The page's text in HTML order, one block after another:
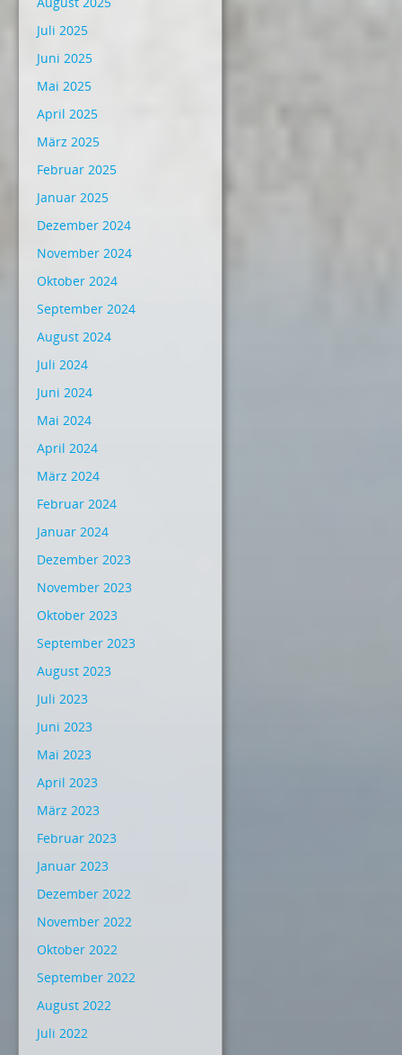
Juli 2025
Juni 2025
Mai 2025
April 2025
März 2025
Februar 2025
Januar 2025
Dezember 2024
November 2024
Oktober 2024
September 2024
August 2024
Juli 2024
Juni 2024
Mai 2024
April 2024
März 2024
Februar 2024
Januar 2024
Dezember 2023
November 2023
Oktober 2023
September 2023
August 2023
Juli 2023
Juni 2023
Mai 2023
April 2023
März 2023
Februar 2023
Januar 2023
Dezember 2022
November 2022
Oktober 2022
September 2022
August 2022
Juli 2022